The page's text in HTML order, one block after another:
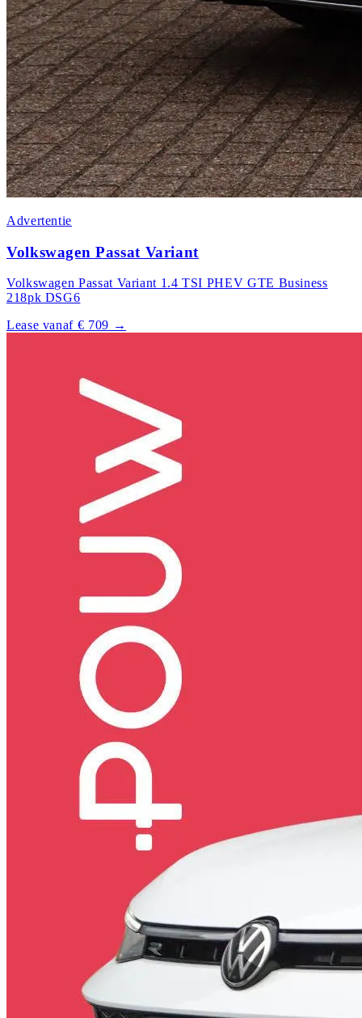
Advertentie
Volkswagen Passat Variant
Volkswagen Passat Variant 1.4 TSI PHEV GTE Business
218pk DSG6
Lease vanaf € 709 →